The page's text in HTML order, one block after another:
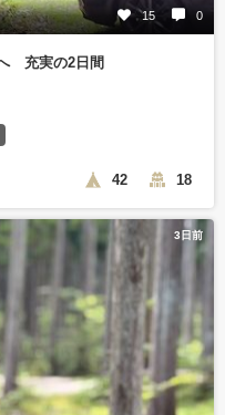
15 0
充実の2日間
42 18
3日前